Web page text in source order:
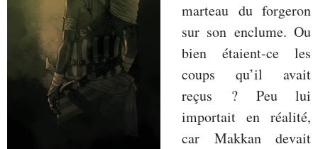
marteau du forgeron
sur son enclume. Ou
bien étaient-ce les
coups qu’il avait
reçus ? Peu lui
importait en réalité,
car Makkan devait